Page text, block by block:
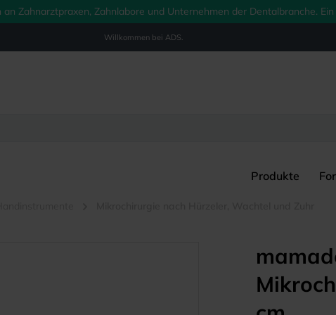
Zahnarztpraxen, Zahnlabore und Unternehmen der Dentalbranche.
Willkommen bei ADS.
Produkte